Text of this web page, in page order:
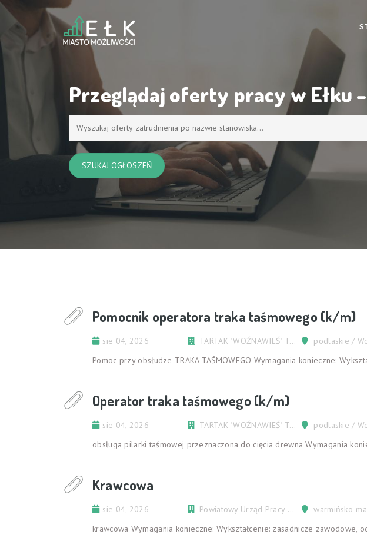
Przeglądaj oferty pracy w Ełku
Pomocnik operatora traka taśmowego (k/m)
sie 04, 2026 TARTAK "WOŹNAWIEŚ" TOMASZ BIELAWSKI
podlaskie /
Pomoc przy obsłudze TRAKA TAŚMOWEGO Wymagania konieczne:
Operator traka taśmowego (k/m)
sie 04, 2026 TARTAK "WOŹNAWIEŚ" TOMASZ BIELAWSKI
podlaskie /
obsługa pilarki taśmowej przeznaczona do cięcia drewna Wymagania
Krawcowa
sie 04, 2026 Powiatowy Urząd Pracy w Ełku
warmińsko-
krawcowa Wymagania konieczne: Wykształcenie: zasadnicze zawodowe,